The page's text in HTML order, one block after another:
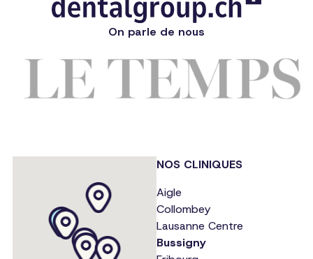
On parle de nous
NOS CLINIQUES
Aigle
Collombey
Lausanne Centre
Bussigny